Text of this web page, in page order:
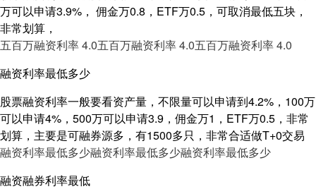
万可以申请3.9%， 佣金万0.8，ETF万0.5，可取消最低五块，
非常划算，
五百万融资利率 4.0五百万融资利率 4.0五百万融资利率 4.0
融资利率最低多少
股票融资利率一般要看资产量，不限量可以申请到4.2%，100万
可以申请4%，500万可以申请3.9，佣金万1，ETF万0.5，非常
划算，主要是可融券源多，有1500多只，非常合适做T+0交易
融资利率最低多少融资利率最低多少融资利率最低多少
融资融券利率最低